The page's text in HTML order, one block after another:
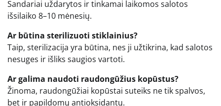
Sandariai uždarytos ir tinkamai laikomos salotos
išsilaiko 8–10 mėnesių.
Ar būtina sterilizuoti stiklainius?
Taip, sterilizacija yra būtina, nes ji užtikrina, kad salotos
nesuges ir išliks saugios vartoti.
Ar galima naudoti raudongūžius kopūstus?
Žinoma, raudongūžiai kopūstai suteiks ne tik spalvos,
bet ir papildomų antioksidantų.